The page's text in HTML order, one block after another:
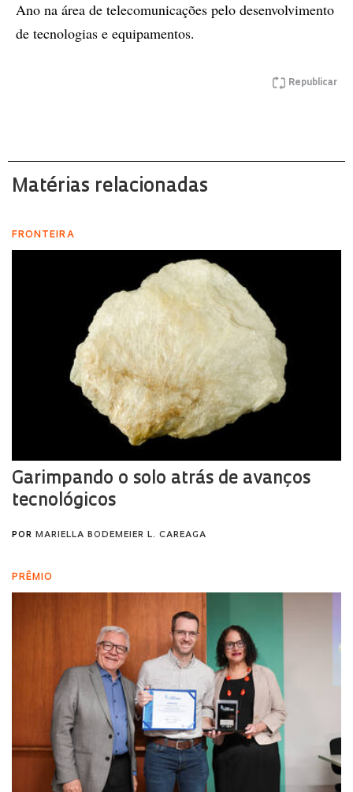
Ano na área de telecomunicações pelo desenvolvimento
de tecnologias e equipamentos.
Republicar